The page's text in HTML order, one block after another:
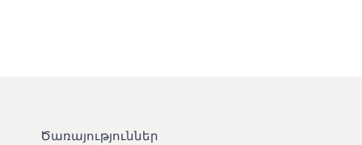
Ծառայություններ